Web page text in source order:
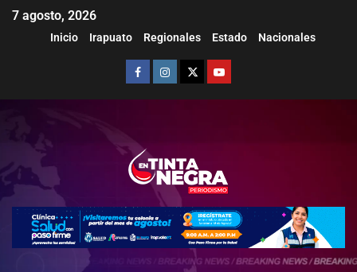
7 agosto, 2026
Inicio Irapuato Regionales Estado Nacionales